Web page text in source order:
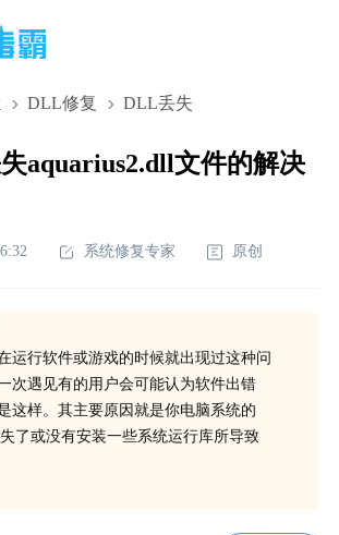
DLL修复 DLL丢失
aquarius2.dll文件的解决
系统修复专家 原创
运行软件或游戏的时候就出现过这种问
次遇见有的用户会可能认为软件出错
这样。其主要原因就是你电脑系统的
失了或没有安装一些系统运行库所导致